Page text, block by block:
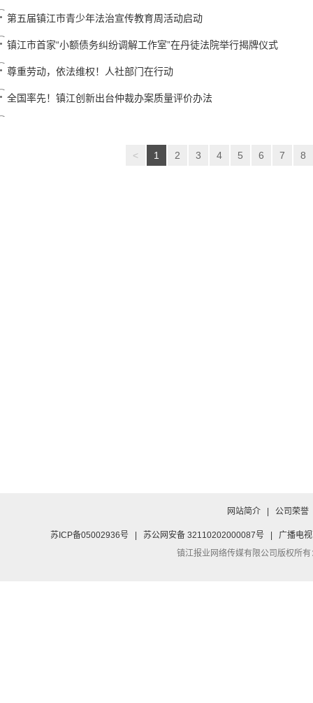
第五届镇江市青少年法治宣传教育周活动启动
镇江市首家“小额债务纠纷调解工作室”在丹徒法院举行揭牌仪式
尊重劳动，依法维权！人社部门在行动
全国率先！​镇江创新出台仲裁办案质量评价办法
< 1 2 3 4 5 6 7 8
网站简介 公司荣誉
苏ICP备05002936号 苏公网安备 32110202000087号
广播电
镇江报业网络传媒有限公司版权所